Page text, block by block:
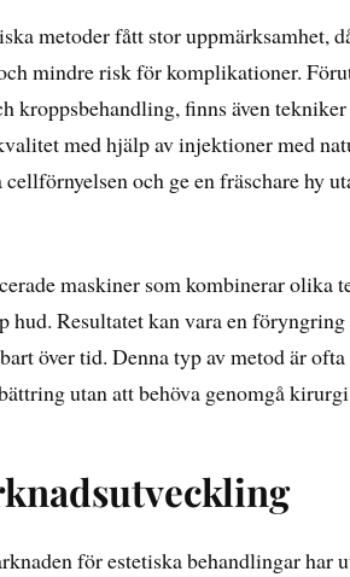
metoder fått stor uppmärksamhet,
mindre risk för komplikationer.
kroppsbehandling, finns även tekniker
med hjälp av injektioner med
och ge en fräschare hy
maskiner som kombinerar olika
hud. Resultatet kan vara en föryngring
över tid. Denna typ av metod är
utan att behöva genomgå
för estetiska behandlingar har